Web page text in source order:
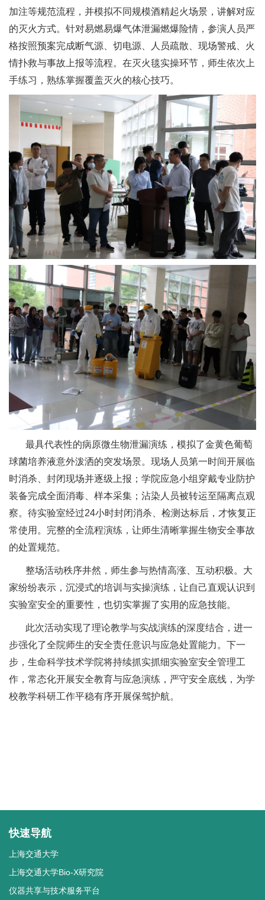
加注等规范流程，并模拟不同规模酒精起火场景，讲解对应
的灭火方式。针对易燃易爆气体泄漏燃爆险情，参演人员严
格按照预案完成断气源、切电源、人员疏散、现场警戒、火
情扑救与事故上报等流程。在灭火毯实操环节，师生依次上
手练习，熟练掌握覆盖灭火的核心技巧。
最具代表性的病原微生物泄漏演练，模拟了金黄色葡萄
球菌培养液意外泼洒的突发场景。现场人员第一时间开展临
时消杀、封闭现场并逐级上报；学院应急小组穿戴专业防护
装备完成全面消毒、样本采集；沾染人员被转运至隔离点观
察。待实验室经过24小时封闭消杀、检测达标后，才恢复正
常使用。完整的全流程演练，让师生清晰掌握生物安全事故
的处置规范。
整场活动秩序井然，师生参与热情高涨、互动积极。大
家纷纷表示，沉浸式的培训与实操演练，让自己直观认识到
实验室安全的重要性，也切实掌握了实用的应急技能。
此次活动实现了理论教学与实战演练的深度结合，进一
步强化了全院师生的安全责任意识与应急处置能力。下一
步，生命科学技术学院将持续抓实抓细实验室安全管理工
作，常态化开展安全教育与应急演练，严守安全底线，为学
校教学科研工作平稳有序开展保驾护航。
快速导航
上海交通大学
上海交通大学Bio-X研究院
仪器共享与技术服务平台